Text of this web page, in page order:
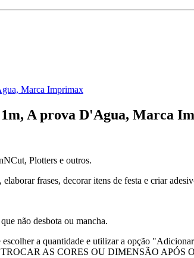
Marca Imprimax
A prova D'Agua, Marca
Plotters e outros.
frases, decorar itens de festa e criar
não desbota ou mancha.
a quantidade e utilizar a opção
AS CORES OU DIMENSÃO APÓS